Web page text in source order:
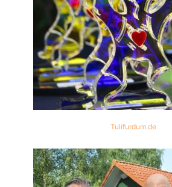
Tulifurdum.de